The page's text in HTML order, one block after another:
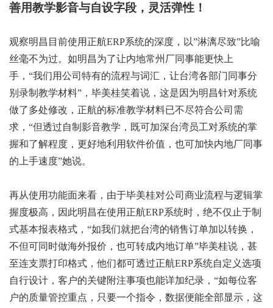
善用教学影音与自设字段，灵活弹性！
观察明昌目前使用正航ERP系统的深度，以”淋漓尽致”比喻
丝毫不为过。如明昌为了让内地常州厂同事能更快上
手，“我们用公司特有的流程与词汇，让台湾各部门同事分
别录制教学材料”，毕美桂笑着说，这是因为明昌针对系统
做了多处修改，正航的标准教学材料已不尽符合公司需
求，“但透过自制影音教学，既可加深台湾员工对系统的掌
握和了解程度，更好地利用软件价值，也可加快内地厂同事
的上手速度”她说。
再从使用功能面来看，由于毕美桂对公司商业流程与逻辑掌
握度极高，因此明昌在使用正航ERP系统时，绝不仅止于制
式基本报表格式，“如我们就把台湾的销售订单加以转换，
不但可同时做海外报价，也可转成内地订单”毕美桂说，甚
至连支票打印格式，他们都可透过正航ERP系统自定义选项
自行设计，客户的关键附注事项也能详加纪录，“如每位客
户的质量管控重点，只要一个指令，数据便能全部显示，这